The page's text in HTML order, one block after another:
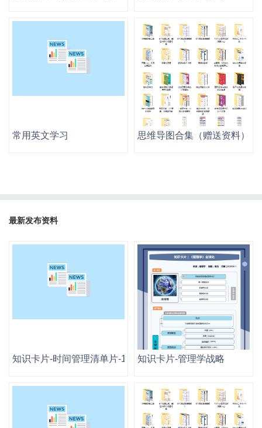
常用英文学习 思维导图合集（赠送资料）
最新发布资料
知识卡片-时间管理清单片-12张知识卡片-管理学战略